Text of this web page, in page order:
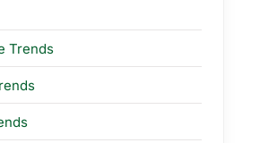
Trends